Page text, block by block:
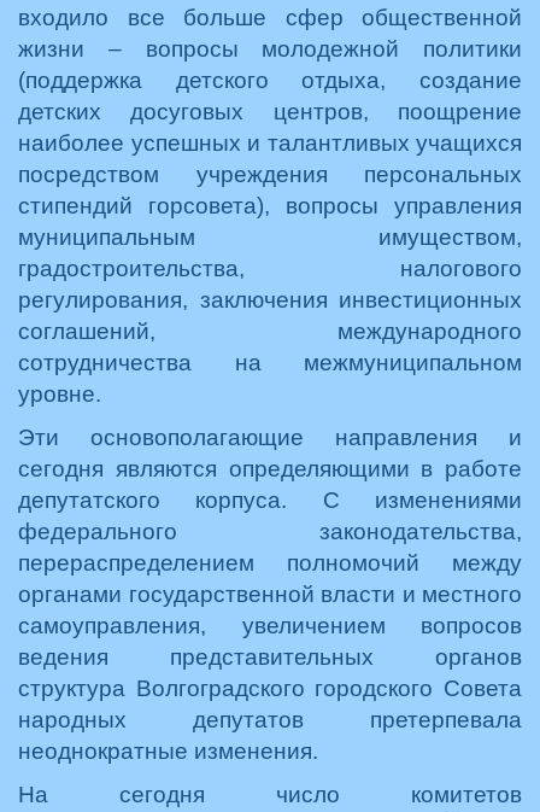
входило все больше сфер общественной
жизни – вопросы молодежной политики
(поддержка детского отдыха, создание
детских досуговых центров, поощрение
наиболее успешных и талантливых учащихся
посредством учреждения персональных
стипендий горсовета), вопросы управления
муниципальным имуществом,
градостроительства, налогового
регулирования, заключения инвестиционных
соглашений, международного
сотрудничества на межмуниципальном
уровне.
Эти основополагающие направления и
сегодня являются определяющими в работе
депутатского корпуса. С изменениями
федерального законодательства,
перераспределением полномочий между
органами государственной власти и местного
самоуправления, увеличением вопросов
ведения представительных органов
структура Волгоградского городского Совета
народных депутатов претерпевала
неоднократные изменения.
На сегодня число комитетов